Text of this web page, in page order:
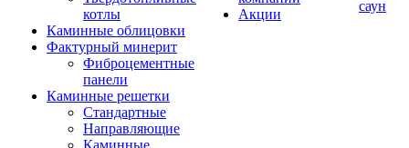
котлы
Каминные облицовки
Фактурный минерит
Фиброцементные
панели
Каминные решетки
Стандартные
Направляющие
Каминные
Акции
саун